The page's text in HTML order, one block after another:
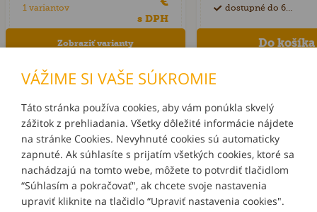
1 variantov
s DPH
Zobraziť varianty
dostupné do 60 dní
INFORMÁCIE
MÔJ ÚČET
VÁŽIME SI VAŠE SÚKROMIE
Táto stránka používa cookies, aby vám ponúkla skvelý
zážitok z prehliadania. Všetky dôležité informácie nájdete
na stránke Cookies. Nevyhnuté cookies sú automaticky
zapnuté. Ak súhlasíte s prijatím všetkých cookies, ktoré sa
nachádzajú na tomto webe, môžete to potvrdiť tlačidlom
“Súhlasím a pokračovať", ak chcete svoje nastavenia
upraviť kliknite na tlačidlo “Upraviť nastavenia cookies".